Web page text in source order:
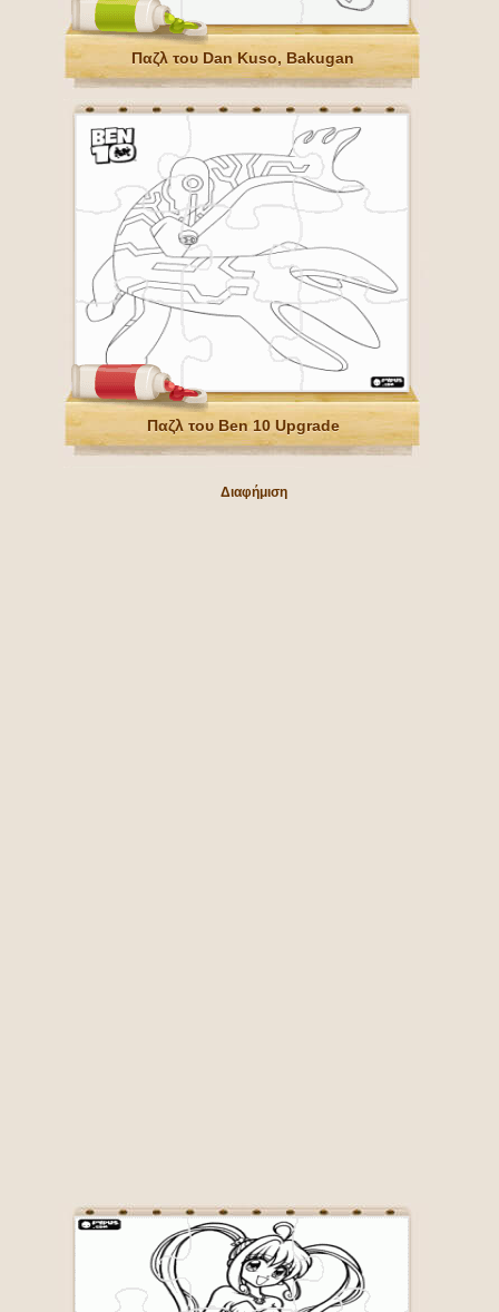
Παζλ του Dan Kuso, Bakugan
Παζλ του Ben 10 Upgrade
Διαφήμιση